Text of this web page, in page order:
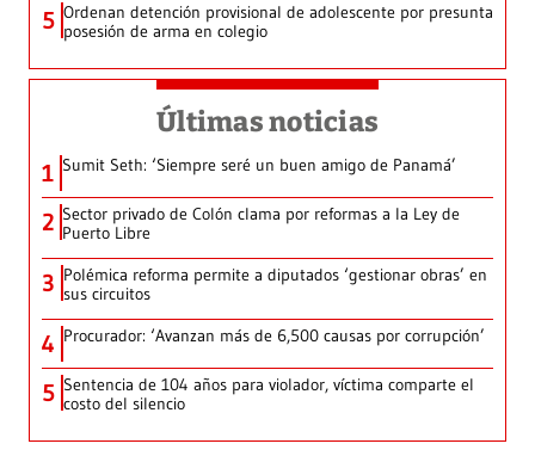
5 Ordenan detención provisional de adolescente por presunta
posesión de arma en colegio
Últimas noticias
1 Sumit Seth: ‘Siempre seré un buen amigo de Panamá’
2 Sector privado de Colón clama por reformas a la Ley de
Puerto Libre
3 Polémica reforma permite a diputados ‘gestionar obras’ en
sus circuitos
4 Procurador: ‘Avanzan más de 6,500 causas por corrupción’
5 Sentencia de 104 años para violador, víctima comparte el
costo del silencio